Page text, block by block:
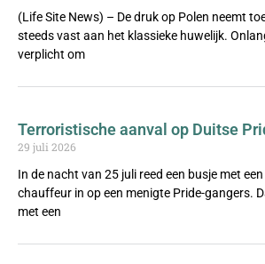
(Life Site News) – De druk op Polen neemt
steeds vast aan het klassieke huwelijk.
verplicht om
Terroristische aanval op Duitse
29 juli 2026
In de nacht van 25 juli reed een busje met
chauffeur in op een menigte Pride-gangers.
met een